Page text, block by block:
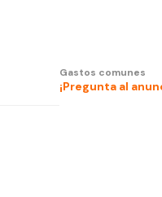
Gastos comunes
¡Pregunta al